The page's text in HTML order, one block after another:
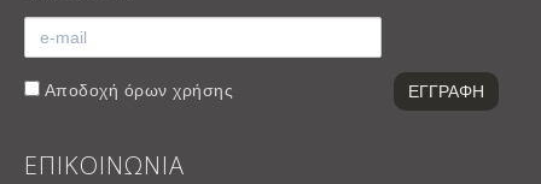
Αποδοχή όρων χρήσης
ΕΠΙΚΟΙΝΩΝΙΑ